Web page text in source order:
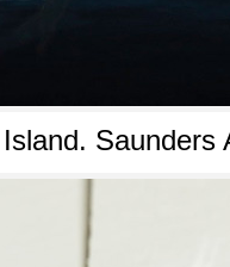
. Saunders